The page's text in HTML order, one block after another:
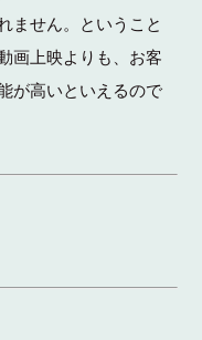
ません。ということ
画上映よりも、お客
が高いといえるので